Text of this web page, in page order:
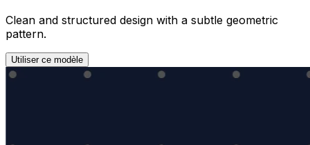
Clean and structured design with a subtle geometric
pattern.
Utiliser ce modèle